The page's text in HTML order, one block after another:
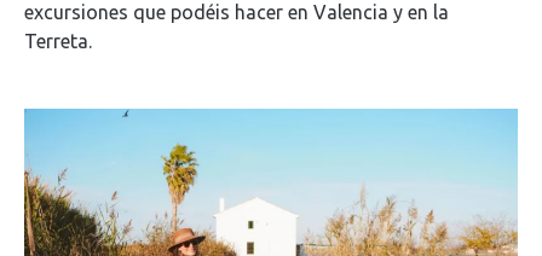
excursiones que podéis hacer en Valencia y en la
Terreta.